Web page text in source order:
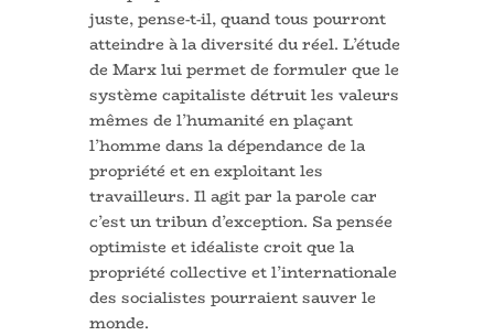
juste, pense-t-il, quand tous pourront
atteindre à la diversité du réel. L’étude
de Marx lui permet de formuler que le
système capitaliste détruit les valeurs
mêmes de l’humanité en plaçant
l’homme dans la dépendance de la
propriété et en exploitant les
travailleurs. Il agit par la parole car
c’est un tribun d’exception. Sa pensée
optimiste et idéaliste croit que la
propriété collective et l’internationale
des socialistes pourraient sauver le
monde.